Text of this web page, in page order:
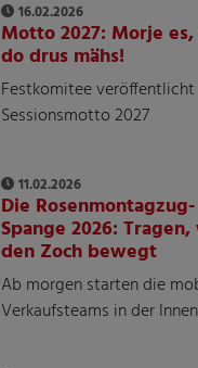
16.02.2026
Motto 2027: Morje
do drus mähs!
Festkomitee veröffentlicht
Sessionsmotto 2027
11.02.2026
Die Rosenmontagzug-
Spange 2026: Tragen,
den Zoch bewegt
Ab morgen starten die
Verkaufsteams in der